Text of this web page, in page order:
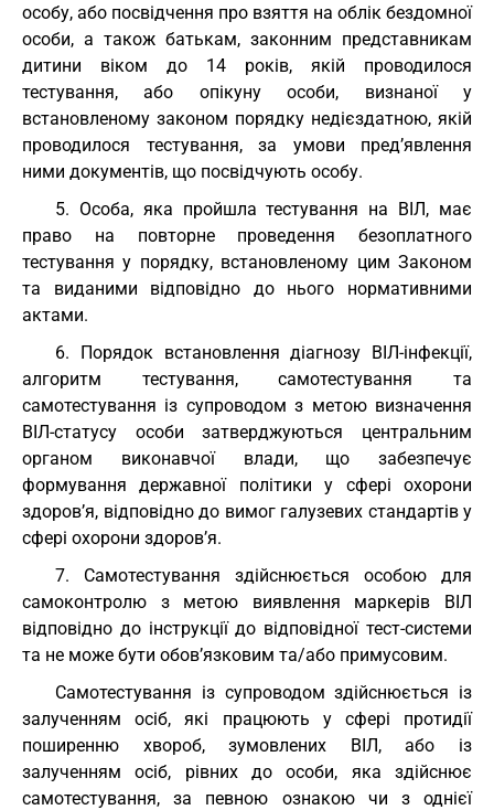
особу, або посвідчення про взяття на облік бездомної
особи, а також батькам, законним представникам
дитини віком до 14 років, якій проводилося
тестування, або опікуну особи, визнаної у
встановленому законом порядку недієздатною, якій
проводилося тестування, за умови пред’явлення
ними документів, що посвідчують особу.
5. Особа, яка пройшла тестування на ВІЛ, має
право на повторне проведення безоплатного
тестування у порядку, встановленому цим Законом
та виданими відповідно до нього нормативними
актами.
6. Порядок встановлення діагнозу ВІЛ-інфекції,
алгоритм тестування, самотестування та
самотестування із супроводом з метою визначення
ВІЛ-статусу особи затверджуються центральним
органом виконавчої влади, що забезпечує
формування державної політики у сфері охорони
здоров’я, відповідно до вимог галузевих стандартів у
сфері охорони здоров’я.
7. Самотестування здійснюється особою для
самоконтролю з метою виявлення маркерів ВІЛ
відповідно до інструкції до відповідної тест-системи
та не може бути обов’язковим та/або примусовим.
Самотестування із супроводом здійснюється із
залученням осіб, які працюють у сфері протидії
поширенню хвороб, зумовлених ВІЛ, або із
залученням осіб, рівних до особи, яка здійснює
самотестування, за певною ознакою чи з однієї